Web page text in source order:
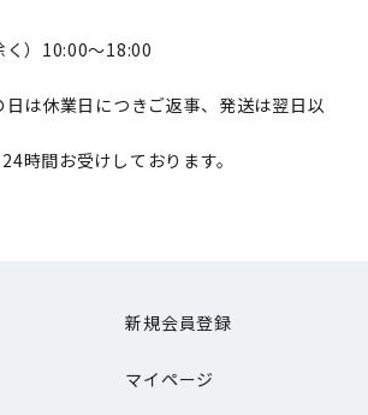
く）10:00～18:00
日は休業日につきご返事、発送は翌日以
時間お受けしております。
新規会員登録
マイページ